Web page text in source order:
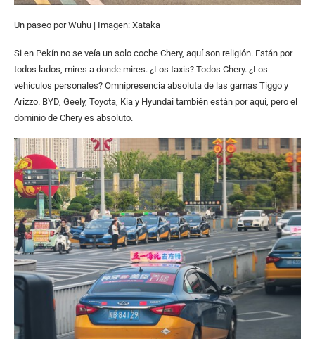
Un paseo por Wuhu | Imagen: Xataka
Si en Pekín no se veía un solo coche Chery, aquí son religión. Están por
todos lados, mires a donde mires. ¿Los taxis? Todos Chery. ¿Los
vehículos personales? Omnipresencia absoluta de las gamas Tiggo y
Arizzo. BYD, Geely, Toyota, Kia y Hyundai también están por aquí, pero el
dominio de Chery es absoluto.